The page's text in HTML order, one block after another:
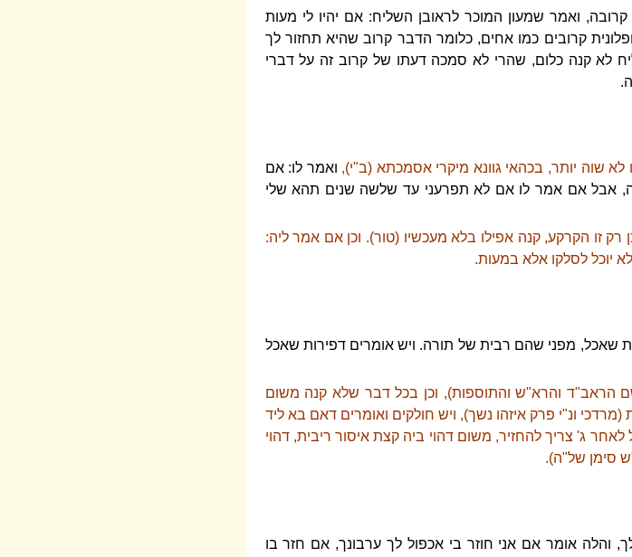
ואמר שמעון המוכר לראובן השליח: אם יהיו לי מעות
קרובים כמו אחים, כלומר הדבר קרוב שהיא תחזור לך
לא קנה כלום, שהרי לא סמכה דעתו של קרוב זה על דברי
לא שוה יותר, בכהאי גוונא מיקרי אסמכתא (ב"י), ואמר לו: אם
אבל אם אמר לו אם לא תפרעני עד שלשה שנים תהא שלי
זו הקרקע, קנה אפילו בלא מעכשיו (טור). וכן אם אמר ליה:
יוכל לסלקו אלא במעות.
שאכל, מפני שהם רבית של תורה. ויש אומרים דפירות שאכל
הראב"ד והרא"ש והתוספות), וכן בכל דבר שלא קנה משום
ונ"י פרק איזהו נשך), ויש חולקים ואומרים דאם בא ליד
ג' צריך להחזיר, משום דהוי ביה קצת איסור ריבית, דהוי
סימן של"ה).
והלה אומר אם אני חוזר בי אכפול לך ערבונך, אם חזר בו